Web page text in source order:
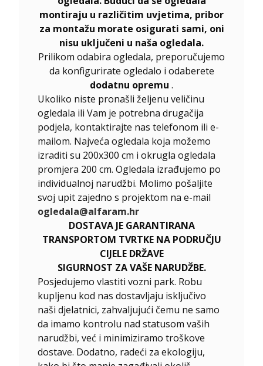
montiraju u različitim uvjetima, pribor
za montažu morate osigurati sami, oni
nisu uključeni u naša ogledala.
Prilikom odabira ogledala, preporučujemo
da konfigurirate ogledalo i odaberete
dodatnu opremu .
Ukoliko niste pronašli željenu veličinu
ogledala ili Vam je potrebna drugačija
podjela, kontaktirajte nas telefonom ili e-
mailom. Najveća ogledala koja možemo
izraditi su 200x300 cm i okrugla ogledala
promjera 200 cm. Ogledala izrađujemo po
individualnoj narudžbi. Molimo pošaljite
svoj upit zajedno s projektom na e-mail
ogledala@alfaram.hr
DOSTAVA JE GARANTIRANA
TRANSPORTOM TVRTKE NA PODRUČJU
CIJELE DRŽAVE
SIGURNOST ZA VAŠE NARUDŽBE.
Posjedujemo vlastiti vozni park. Robu
kupljenu kod nas dostavljaju isključivo
naši djelatnici, zahvaljujući čemu ne samo
da imamo kontrolu nad statusom vaših
narudžbi, već i minimiziramo troškove
dostave. Dodatno, radeći za ekologiju,